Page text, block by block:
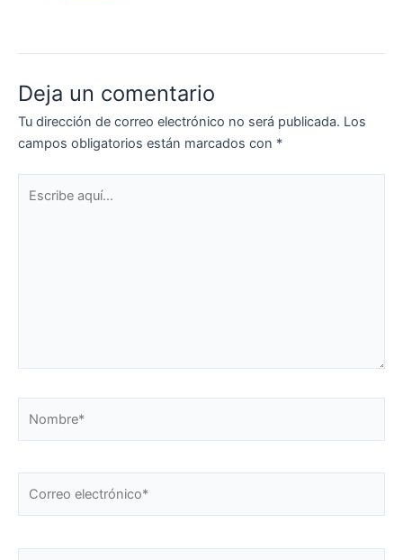
Deja un comentario
Tu dirección de correo electrónico no será publicada. Los
campos obligatorios están marcados con *
aquí...
electrónico*